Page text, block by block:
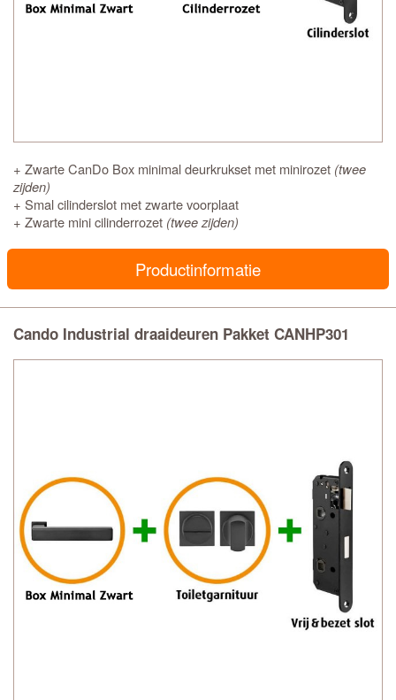
+ Zwarte CanDo Box minimal deurkrukset met minirozet (twee
zijden)
+ Smal cilinderslot met zwarte voorplaat
+ Zwarte mini cilinderrozet (twee zijden)
Productinformatie
Cando Industrial draaideuren Pakket CANHP301